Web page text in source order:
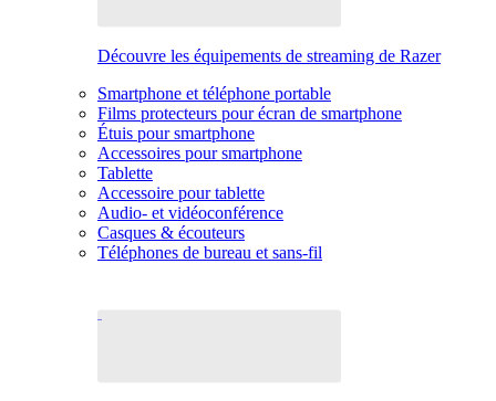
Découvre les équipements de streaming de Razer
Smartphone et téléphone portable
Films protecteurs pour écran de smartphone
Étuis pour smartphone
Accessoires pour smartphone
Tablette
Accessoire pour tablette
Audio- et vidéoconférence
Casques & écouteurs
Téléphones de bureau et sans-fil